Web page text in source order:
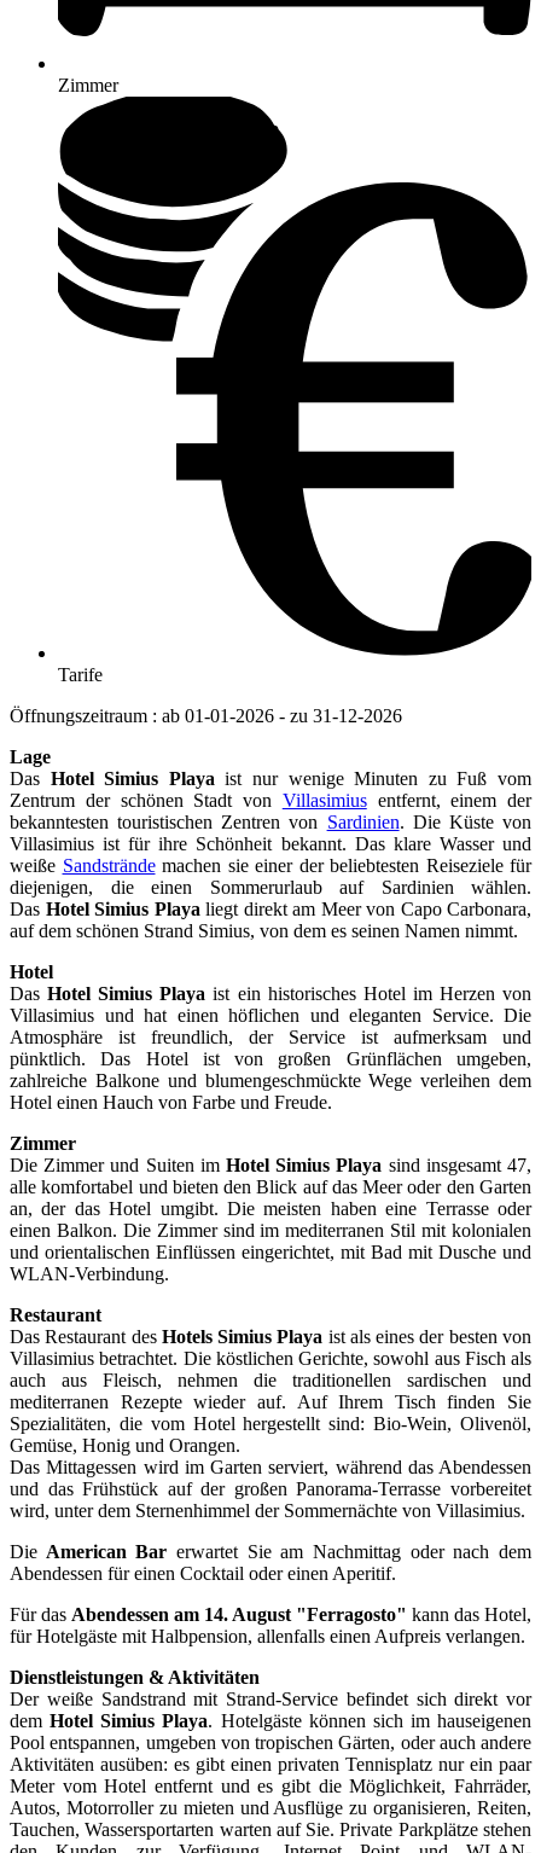
Zimmer
Tarife
Öffnungszeitraum : ab 01-01-2026 - zu 31-12-2026
Lage
Das Hotel Simius Playa ist nur wenige Minuten zu Fuß vom
Zentrum der schönen Stadt von Villasimiusentfernt, einem der
bekanntesten touristischen Zentren von Sardinien. Die Küste von
Villasimius ist für ihre Schönheit bekannt. Das klare Wasser und
weiße Sandsträndemachen sie einer der beliebtesten Reiseziele für
diejenigen, die einen Sommerurlaub auf Sardinien wählen.
Das Hotel Simius Playa liegt direkt am Meer von Capo Carbonara,
auf dem schönen Strand Simius, von dem es seinen Namen nimmt.
Hotel
DasHotel Simius Playa ist ein historisches Hotel im Herzen von
Villasimius und hat einen höflichen und eleganten Service. Die
Atmosphäre ist freundlich, der Service ist aufmerksam und
pünktlich. Das Hotel ist von großen Grünflächen umgeben,
zahlreiche Balkone und blumengeschmückte Wege verleihen dem
Hotel einen Hauch von Farbe und Freude.
Zimmer
Die Zimmer und Suiten im Hotel Simius Playa sind insgesamt 47,
alle komfortabel und bieten den Blick auf das Meer oder den Garten
an, der das Hotel umgibt. Die meisten haben eine Terrasse oder
einen Balkon. Die Zimmer sind im mediterranen Stil mit kolonialen
und orientalischen Einflüssen eingerichtet, mit Bad mit Dusche und
WLAN-Verbindung.
Restaurant
Das Restaurant des Hotels Simius Playa ist als eines der besten von
Villasimius betrachtet. Die köstlichen Gerichte, sowohl aus Fisch als
auch aus Fleisch, nehmen die traditionellen sardischen und
mediterranen Rezepte wieder auf. Auf Ihrem Tisch finden Sie
Spezialitäten, die vom Hotel hergestellt sind: Bio-Wein, Olivenöl,
Gemüse, Honig und Orangen.
Das Mittagessen wird im Garten serviert, während das Abendessen
und das Frühstück auf der großen Panorama-Terrasse vorbereitet
wird, unter dem Sternenhimmel der Sommernächte von Villasimius.
Die American Bar erwartet Sie am Nachmittag oder nach dem
Abendessen für einen Cocktail oder einen Aperitif.
Für das Abendessen am 14. August "Ferragosto" kann das Hotel,
für Hotelgäste mit Halbpension, allenfalls einen Aufpreis verlangen.
Dienstleistungen & Aktivitäten
Der weiße Sandstrand mit Strand-Service befindet sich direkt vor
demHotel Simius Playa. Hotelgäste können sich im hauseigenen
Pool entspannen, umgeben von tropischen Gärten, oder auch andere
Aktivitäten ausüben: es gibt einen privaten Tennisplatz nur ein paar
Meter vom Hotel entfernt und es gibt die Möglichkeit, Fahrräder,
Autos, Motorroller zu mieten und Ausflüge zu organisieren, Reiten,
Tauchen, Wassersportarten warten auf Sie. Private Parkplätze stehen